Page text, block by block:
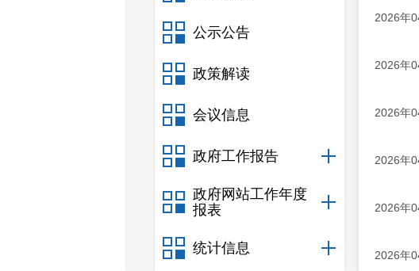
公示公告
政策解读
会议信息
政府工作报告
政府网站工作年度
报表
统计信息
2026年
2026年
2026年
2026年
2026年
2026年